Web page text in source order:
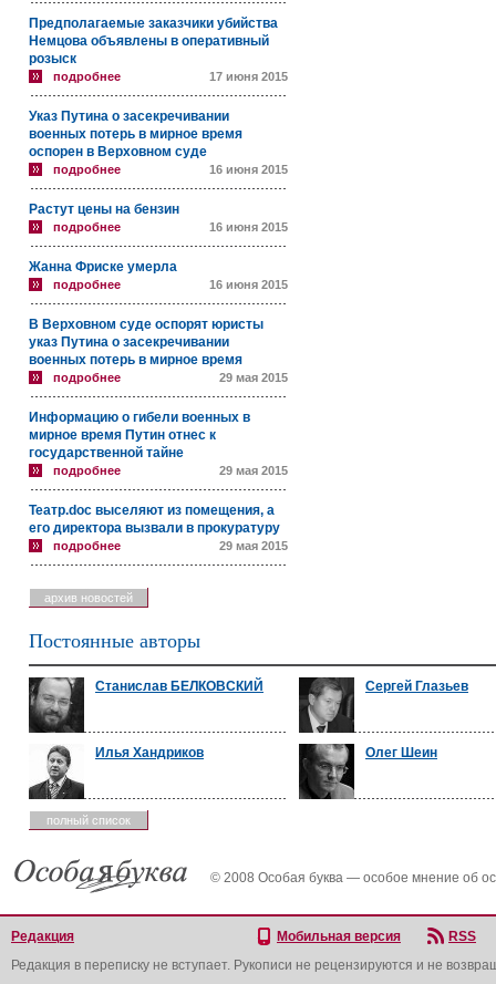
Предполагаемые заказчики убийства
Немцова объявлены в оперативный
розыск
подробнее 17 июня 2015
Указ Путина о засекречивании
военных потерь в мирное время
оспорен в Верховном суде
подробнее 16 июня 2015
Растут цены на бензин
подробнее 16 июня 2015
Жанна Фриске умерла
подробнее 16 июня 2015
В Верховном суде оспорят юристы
указ Путина о засекречивании
военных потерь в мирное время
подробнее 29 мая 2015
Информацию о гибели военных в
мирное время Путин отнес к
государственной тайне
подробнее 29 мая 2015
Театр.doc выселяют из помещения, а
его директора вызвали в прокуратуру
подробнее 29 мая 2015
архив новостей
Постоянные авторы
Станислав БЕЛКОВСКИЙ Сергей Глазьев
Илья Хандриков Олег Шеин
полный список
© 2008 Особая буква — особое мнение об
Редакция Мобильная версия
RSS
Редакция в переписку не вступает. Рукописи не рецензируются и не